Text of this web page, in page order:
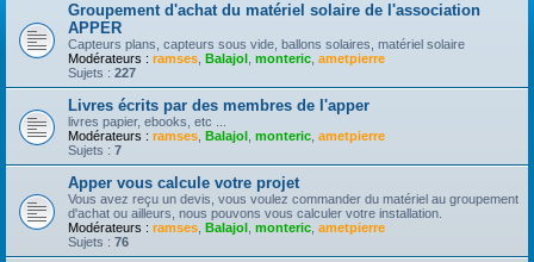
Groupement d'achat du matériel solaire de l'association
APPER
Capteurs plans, capteurs sous vide, ballons solaires, matériel solaire
Modérateurs : ramses Balajol monteric ametpierre
Sujets : 227
Livres écrits par des membres de l'apper
livres papier, ebooks, etc ...
Modérateurs : ramses Balajol monteric ametpierre
Sujets : 7
Apper vous calcule votre projet
Vous avez reçu un devis, vous voulez commander du matériel au groupement
d'achat ou ailleurs, nous pouvons vous calculer votre installation.
Modérateurs : ramses Balajol monteric ametpierre
Sujets : 76